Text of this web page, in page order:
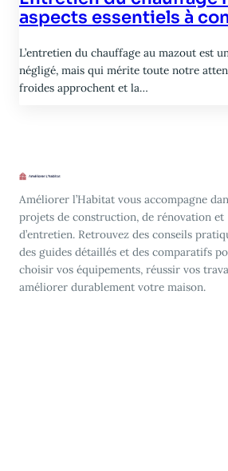
aspects essentiels à
L’entretien du chauffage au mazout est
négligé, mais qui mérite toute notre
froides approchent et la…
Améliorer l’Habitat vous accompagne
projets de construction, de rénovation et
d’entretien. Retrouvez des conseils
des guides détaillés et des comparatifs
choisir vos équipements, réussir vos
améliorer durablement votre maison.